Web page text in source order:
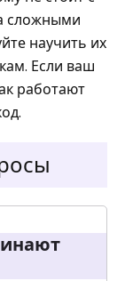
сложными
научить их
Если ваш
работают